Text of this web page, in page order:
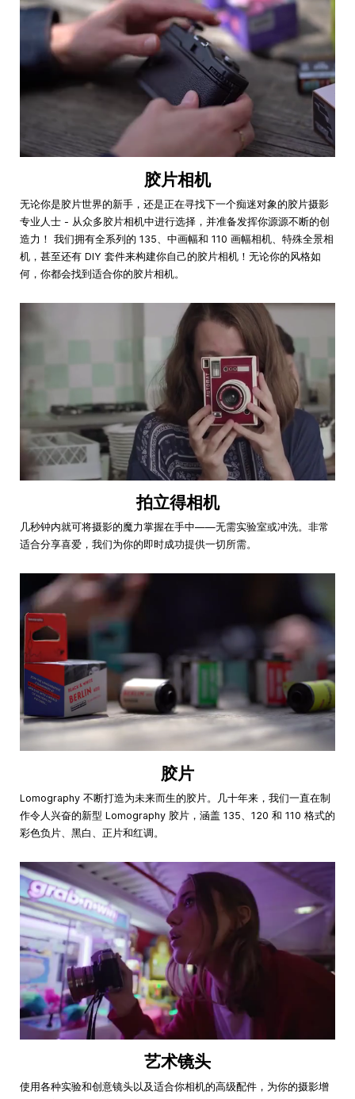
胶片相机
无论你是胶片世界的新手，还是正在寻找下一个痴迷对象的胶片摄影
专业人士 - 从众多胶片相机中进行选择，并准备发挥你源源不断的创
造力！ 我们拥有全系列的 135、中画幅和 110 画幅相机、特殊全景相
机，甚至还有 DIY 套件来构建你自己的胶片相机！无论你的风格如
何，你都会找到适合你的胶片相机。
拍立得相机
几秒钟内就可将摄影的魔力掌握在手中——无需实验室或冲洗。非常
适合分享喜爱，我们为你的即时成功提供一切所需。
胶片
Lomography 不断打造为未来而生的胶片。几十年来，我们一直在制
作令人兴奋的新型 Lomography 胶片，涵盖 135、120 和 110 格式的
彩色负片、黑白、正片和红调。
艺术镜头
使用各种实验和创意镜头以及适合你相机的高级配件，为你的摄影增